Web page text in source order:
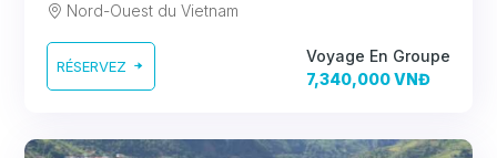
Nord-Ouest du Vietnam
RÉSERVEZ
Voyage En Groupe
7,340,000 VNĐ